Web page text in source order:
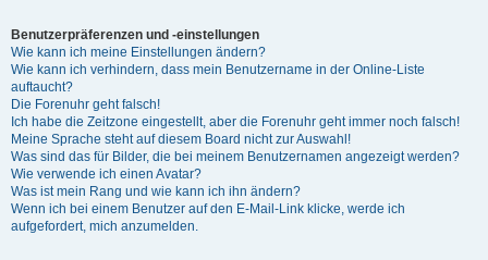
Benutzerpräferenzen und -einstellungen
Wie kann ich meine Einstellungen ändern?
Wie kann ich verhindern, dass mein Benutzername in der Online-Liste
auftaucht?
Die Forenuhr geht falsch!
Ich habe die Zeitzone eingestellt, aber die Forenuhr geht immer noch falsch!
Meine Sprache steht auf diesem Board nicht zur Auswahl!
Was sind das für Bilder, die bei meinem Benutzernamen angezeigt werden?
Wie verwende ich einen Avatar?
Was ist mein Rang und wie kann ich ihn ändern?
Wenn ich bei einem Benutzer auf den E-Mail-Link klicke, werde ich
aufgefordert, mich anzumelden.